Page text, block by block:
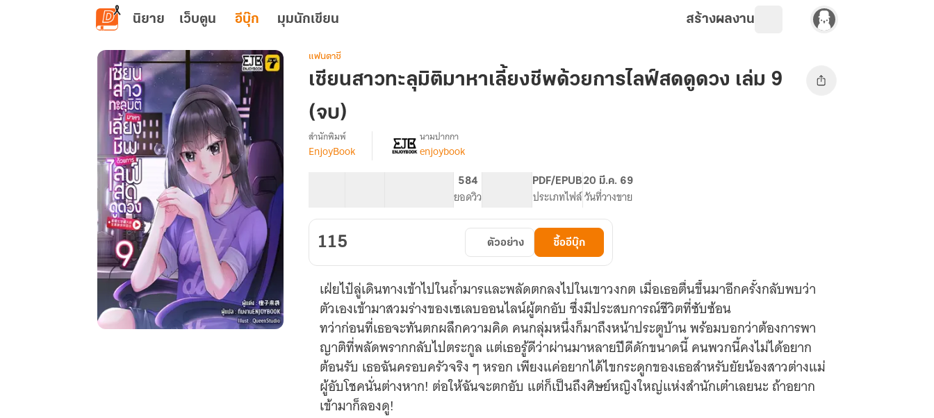
ข้ามไปยังเนื้อหาหลัก
นิยาย เว็บตูน อีบุ๊ก มุมนักเขียน สร้างผลงาน
แฟนตาซี
เซียนสาวทะลุมิติมาหาเลี้ยงชีพด้วยการไลฟ์สดดูดวง เล่ม 9
(จบ)
เรื่อง[จบ]
มา
หา
เลี้ยง
ชีพ
การ
ไลฟ์
สด
ดูด
สำนักพิมพ์
EnjoyBook
นามปากกา
enjoybook
584
ยอดวิว
PDF/EPUB
ประเภทไฟล์
20 มี.ค. 69
วันที่วางขาย
115 ตัวอย่าง ซื้ออีบุ๊ก
เฝ่ยไป๋ลู่เดินทางเข้าไปในถ้ำมารและพลัดตกลงไปในเขาวงกต เมื่อเธอตื่นขึ้นมาอีกครั้งกลับพบว่า
ตัวเองเข้ามาสวมร่างของเซเลบออนไลน์ผู้ตกอับ ซึ่งมีประสบการณ์ชีวิตที่ซับซ้อน
ทว่าก่อนที่เธอจะทันตกผลึกความคิด คนกลุ่มหนึ่งก็มาถึงหน้าประตูบ้าน พร้อมบอกว่าต้องการพา
ญาติที่พลัดพรากกลับไปตระกูล แต่เธอรู้ดีว่าผ่านมาหลายปีดีดักขนาดนี้ คนพวกนี้คงไม่ได้อยาก
ต้อนรับ เธอฉันครอบครัวจริง ๆ หรอก เพียงแค่อยากได้ไขกระดูกของเธอสำหรับยัยน้องสาวต่างแม่
ผู้อับโชคนั่นต่างหาก! ต่อให้ฉันจะตกอับ แต่ก็เป็นถึงศิษย์หญิงใหญ่แห่งสำนักเต๋าเลยนะ ถ้าอยาก
เข้ามาก็ลองดู!